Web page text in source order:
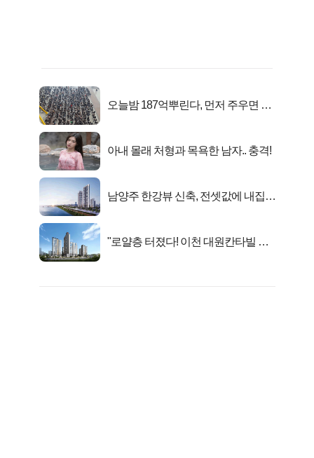
오늘밤 187억뿌린다, 먼저 주우면 최
아내 몰래 처형과 목욕한 남자.. 충격!
남양주 한강뷰 신축, 전셋값에 내집마
"로얄층 터졌다! 이천 대원칸타빌 잔